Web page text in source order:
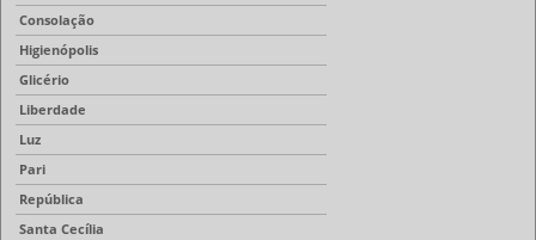
Consolação
Higienópolis
Glicério
Liberdade
Luz
Pari
República
Santa Cecília